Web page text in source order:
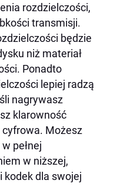
rozdzielczości,
transmisji.
będzie
niż materiał
Ponadto
lepiej radzą
nagrywasz
klarowność
cyfrowa. Możesz
pełnej
w niższej,
kodek dla swojej